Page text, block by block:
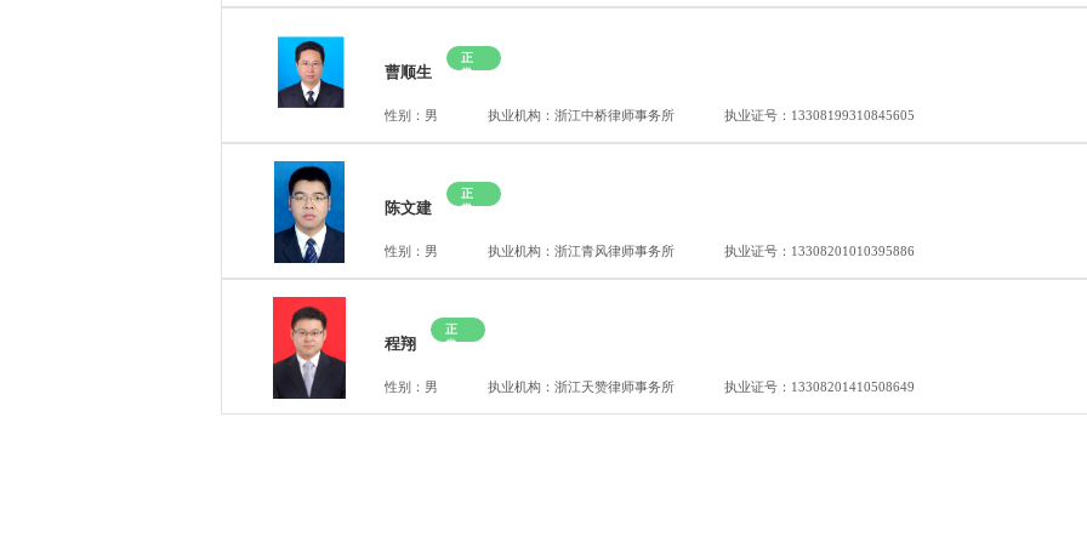
曹顺生
正
常
性别：男 执业机构：浙江中桥律师事务所 执业证号：13308199310845605
陈文建
正
常
性别：男 执业机构：浙江青风律师事务所 执业证号：13308201010395886
程翔
正
常
性别：男 执业机构：浙江天赞律师事务所 执业证号：13308201410508649